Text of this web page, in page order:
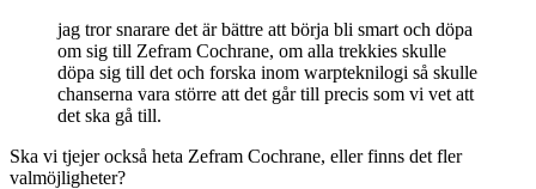
jag tror snarare det är bättre att börja bli smart och döpa
om sig till Zefram Cochrane, om alla trekkies skulle
döpa sig till det och forska inom warpteknilogi så skulle
chanserna vara större att det går till precis som vi vet att
det ska gå till.
Ska vi tjejer också heta Zefram Cochrane, eller finns det fler
valmöjligheter?